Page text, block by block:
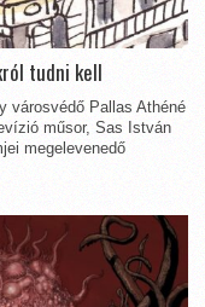
tudni kell
városvédő Pallas Athéné
műsor, Sas István
megelevenedő